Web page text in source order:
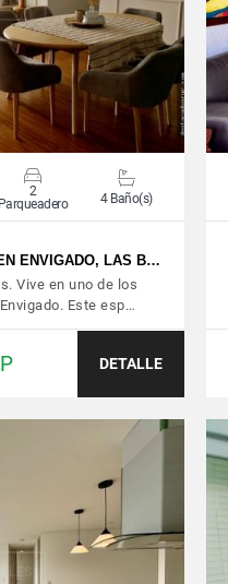
2
Parqueadero
4 Baño(s)
ENVIGADO, LAS B…
Vive en uno de los
Este esp…
DETALLE